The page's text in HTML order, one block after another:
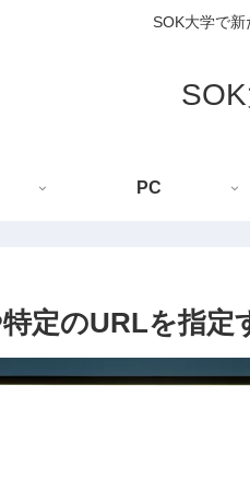
SOK大学で新
PC
定のURLを指定